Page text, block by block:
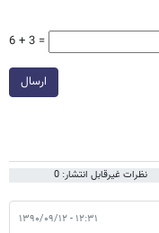
6 + 3 =
ارسال
نظرات غیرقابل انتشار: 0
۱۲:۳۱ - ۱۳۹۰/۰۹/۱۲